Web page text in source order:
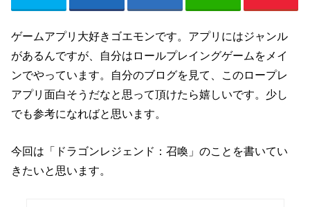
ゲームアプリ大好きゴエモンです。アプリにはジャンル
があるんですが、自分はロールプレイングゲームをメイ
ンでやっています。自分のブログを見て、このロープレ
アプリ面白そうだなと思って頂けたら嬉しいです。少し
でも参考になればと思います。
今回は「ドラゴンレジェンド：召喚」のことを書いてい
きたいと思います。